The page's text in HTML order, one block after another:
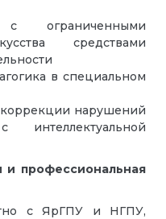
ограниченными
средствами
в специальном
нарушений
профессиональная
с ЯрГПУ и НГПУ,